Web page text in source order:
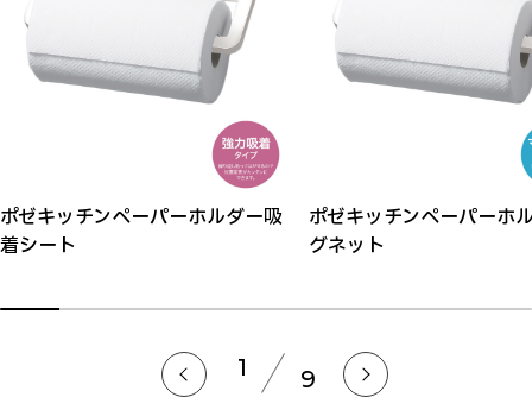
ポゼキッチンペーパーホルダー吸
着シート
ポゼキッチンペーパーホ
グネット
1 9